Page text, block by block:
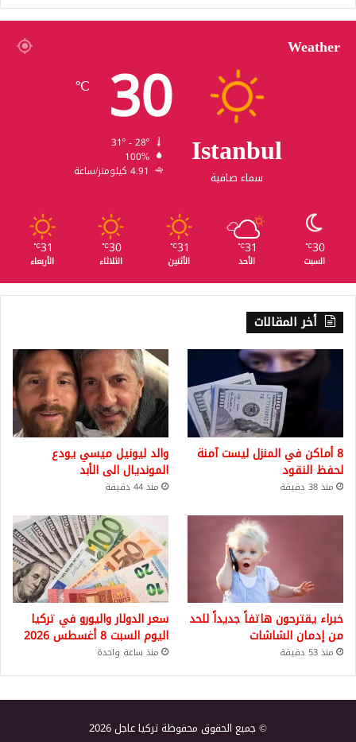
Weather
Istanbul
سماء صافية
30
℃
100%
4.91 كيلومتر/ساعة
30
℃
السبت
31
℃
الأحد
31
℃
الأثنين
30
℃
الثلاثاء
31
℃
الأربعاء
أخر المقالات
8 أماكن في المنزل ليست آمنة
لحفظ النقود
منذ 38 دقيقة
والد ليونيل ميسي يودع
المونديال الى الأبد
منذ 44 دقيقة
خبراء يقترحون هاتفاً جديداً للحد
من إدمان الشاشات
منذ 53 دقيقة
سعر الدولار واليورو في تركيا
اليوم السبت 8 أغسطس 2026
منذ ساعة واحدة
© جميع الحقوق محفوظة تركيا عاجل 2026